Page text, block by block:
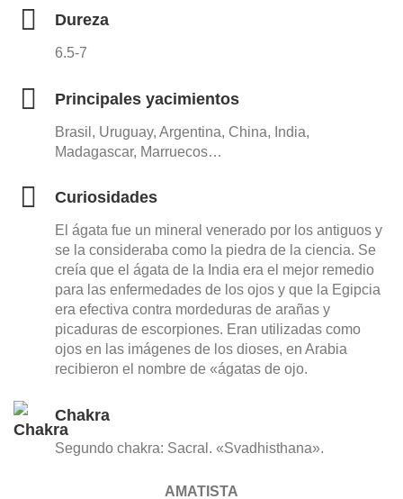
Dureza
6.5-7
Principales yacimientos
Brasil, Uruguay, Argentina, China, India,
Madagascar, Marruecos…
Curiosidades
El ágata fue un mineral venerado por los antiguos y
se la consideraba como la piedra de la ciencia. Se
creía que el ágata de la India era el mejor remedio
para las enfermedades de los ojos y que la Egipcia
era efectiva contra mordeduras de arañas y
picaduras de escorpiones. Eran utilizadas como
ojos en las imágenes de los dioses, en Arabia
recibieron el nombre de «ágatas de ojo.
Chakra
Segundo chakra: Sacral. «Svadhisthana».
AMATISTA